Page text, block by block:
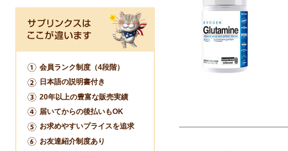
会員ランク制度（4段階）
日本語の説明書付き
20年以上の豊富な販売実績
届いてからの後払いもOK
お求めやすいプライスを追求
お友達紹介制度あり